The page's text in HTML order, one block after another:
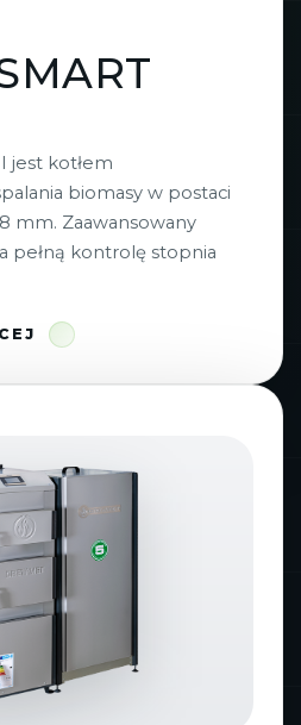
jest kotłem
biomasy w postaci
mm. Zaawansowany
pełną kontrolę stopnia